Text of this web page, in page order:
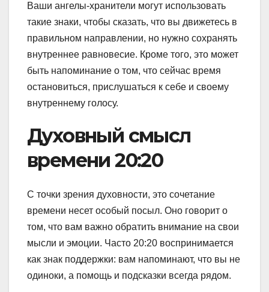
Ваши ангелы-хранители могут использовать
такие знаки, чтобы сказать, что вы движетесь в
правильном направлении, но нужно сохранять
внутреннее равновесие. Кроме того, это может
быть напоминание о том, что сейчас время
остановиться, прислушаться к себе и своему
внутреннему голосу.
Духовный смысл
времени 20:20
С точки зрения духовности, это сочетание
времени несет особый посыл. Оно говорит о
том, что вам важно обратить внимание на свои
мысли и эмоции. Часто 20:20 воспринимается
как знак поддержки: вам напоминают, что вы не
одиноки, а помощь и подсказки всегда рядом.